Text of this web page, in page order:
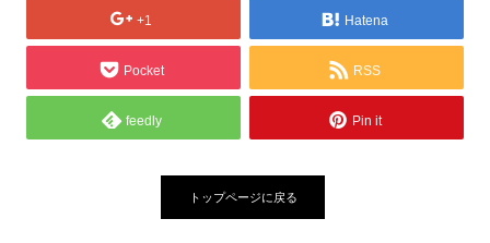
+1 Hatena
Pocket RSS
feedly Pin it
トップページに戻る